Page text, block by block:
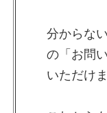
分からな
の「お問
いただけま